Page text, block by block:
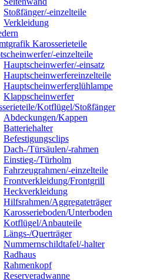
Stoßfänger/-einzelteile
Verkleidung
Karosserieteile
einzelteile
Hauptscheinwerfer/-einsatz
Hauptscheinwerfereinzelteile
Hauptscheinwerferglühlampe
Klappscheinwerfer
Kotflügel/Stoßfänger
Abdeckungen/Kappen
Batteriehalter
Befestigungsclips
Dach-/Türsäulen/-rahmen
Einstieg-/Türholm
Fahrzeugrahmen/-einzelteile
Frontverkleidung/Frontgrill
Heckverkleidung
Hilfsrahmen/Aggregateträger
Karosserieboden/Unterboden
Kotflügel/Anbauteile
Längs-/Querträger
Nummernschildtafel/-halter
Radhaus
Rahmenkopf
Reserveradwanne